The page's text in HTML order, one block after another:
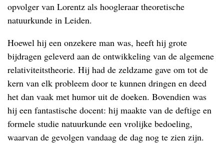
opvolger van Lorentz als hoogleraar theoretische
natuurkunde in Leiden.
Hoewel hij een onzekere man was, heeft hij grote
bijdragen geleverd aan de ontwikkeling van de algemene
relativiteitstheorie. Hij had de zeldzame gave om tot de
kern van elk probleem door te kunnen dringen en deed
het dan vaak met humor uit de doeken. Bovendien was
hij een fantastische docent: hij maakte van de deftige en
formele studie natuurkunde een vrolijke bedoeling,
waarvan de gevolgen vandaag de dag nog te zien zijn.